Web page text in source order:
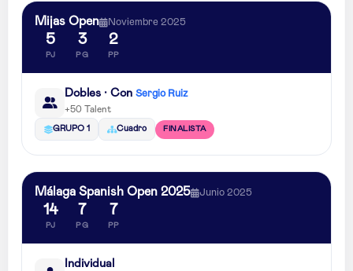
Mijas Open Noviembre 2025
5
PJ
3
PG
2
PP
Dobles · Con Sergio Ruiz
+50 Talent
GRUPO 1 Cuadro FINALISTA
Málaga Spanish Open 2025 Junio 2025
14
PJ
7
PG
7
PP
Individual